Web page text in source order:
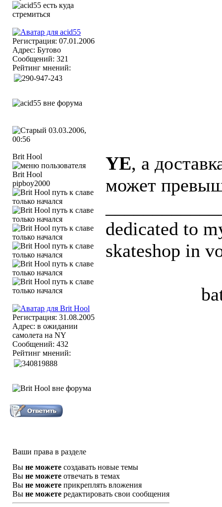
Регистрация: 07.01.2006
Адрес: Бутово
Сообщений: 321
Рейтинг мнений:
03.03.2006,
00:56
Brit Hool
pipboy2000
Регистрация: 31.08.2005
Адрес: в ожидании
самолета на NY
Сообщений: 432
Рейтинг мнений:
YE, а
может
dedicated to
skateshop in
Ваши права в разделе
Вы не можете создавать новые темы
Вы не можете отвечать в темах
Вы не можете прикреплять вложения
Вы не можете редактировать свои сообщения